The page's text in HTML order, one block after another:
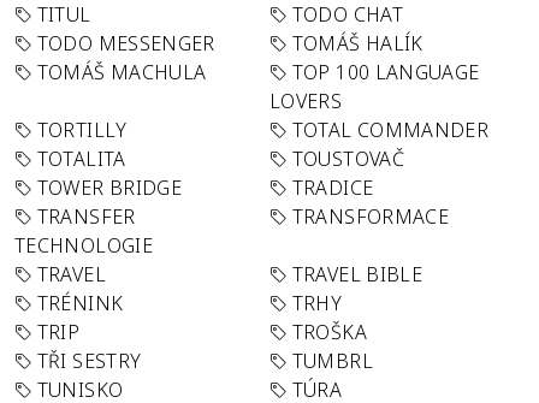
TITUL
TODO CHAT
TODO MESSENGER
TOMÁŠ HALÍK
TOMÁŠ MACHULA
TOP 100 LANGUAGE
LOVERS
TORTILLY
TOTAL COMMANDER
TOTALITA
TOUSTOVAČ
TOWER BRIDGE
TRADICE
TRANSFER
TECHNOLOGIE
TRANSFORMACE
TRAVEL
TRAVEL BIBLE
TRÉNINK
TRHY
TRIP
TROŠKA
TŘI SESTRY
TUMBRL
TUNISKO
TÚRA